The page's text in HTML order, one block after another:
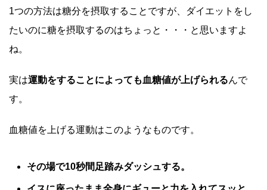
1つの方法は糖分を摂取することですが、ダイエットをし
たいのに糖を摂取するのはちょっと・・・と思いますよ
ね。
実は運動をすることによっても血糖値が上げられるんで
す。
血糖値を上げる運動はこのようなものです。
その場で10秒間足踏みダッシュする。